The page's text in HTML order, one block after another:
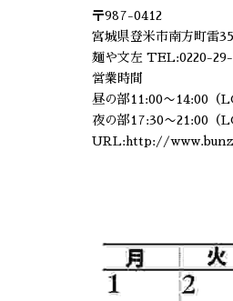
〒987-0412
宮城県登米市南方町雷35
麺や文左 TEL:0220-
営業時間
昼の部11:00〜14:00（
夜の部17:30〜21:00（
URL:http://